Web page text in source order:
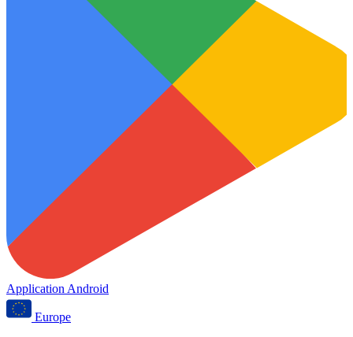
Application Android
Europe